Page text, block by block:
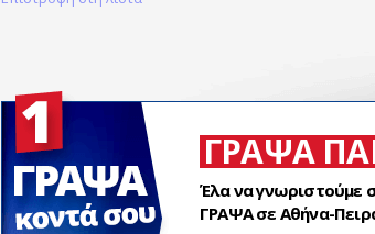
ΓΡΑΨΑ
Έλα να γνωριστούμε
ΓΡΑΨΑ σε Αθήνα-